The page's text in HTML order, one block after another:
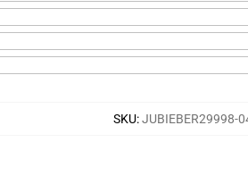
SKU:JUBIEBER29998-